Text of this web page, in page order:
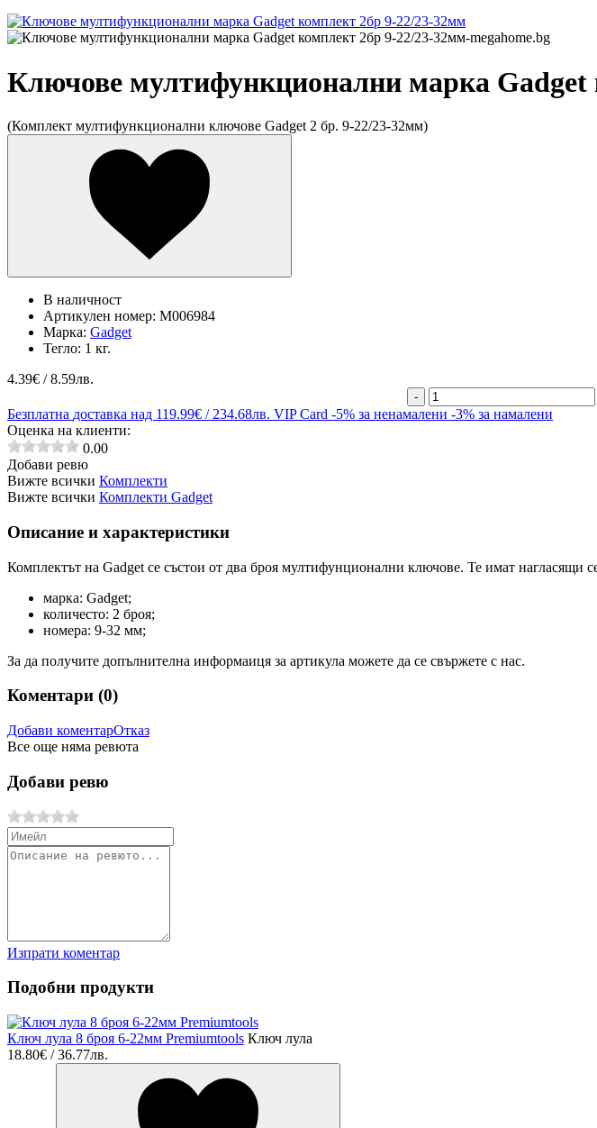
Ключове мултифункционални марка Gadget
(Комплект мултифункционални ключове Gadget 2 бр. 9-22/23-32мм)
В наличност
Артикулен номер: M006984
Марка: Gadget
Тегло: 1 кг.
4.39€ / 8.59лв.
-
Безплатна доставка над 119.99€ / 234.68лв. VIP Card -5% за ненамалени -3% за намалени
Оценка на клиенти:
0.00
Добави ревю
Вижте всички Комплекти
Вижте всички Комплекти Gadget
Описание и характеристики
Комплектът на Gadget се състои от два броя мултифунционални ключове. Те имат нагласящи
марка: Gadget;
количесто: 2 броя;
номера: 9-32 мм;
За да получите допълнителна информаиця за артикула можете да се свържете с нас.
Коментари (0)
Добави коментарОтказ
Все още няма ревюта
Добави ревю
Изпрати коментар
Подобни продукти
Ключ лула 8 броя 6-22мм Premiumtools Ключ лула
18.80€ / 36.77лв.